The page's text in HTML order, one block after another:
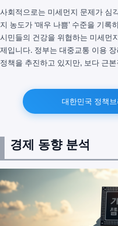
사회적으로는 미세먼지 문제가 심
지 농도가 ‘매우 나쁨’ 수준을 기
시민들의 건강을 위협하는 미세먼
제입니다. 정부는 대중교통 이용
정책을 추진하고 있지만, 보다 근
대한민국 정책
경제 동향 분석